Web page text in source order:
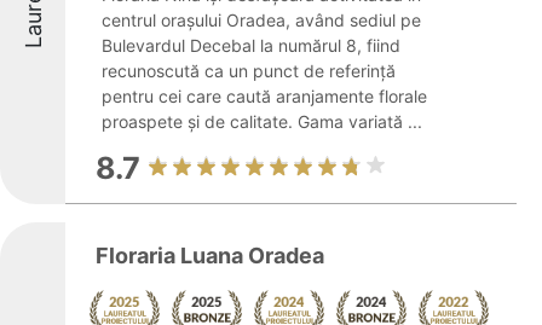
centrul orașului Oradea, având sediul pe
Bulevardul Decebal la numărul 8, fiind
recunoscută ca un punct de referință
pentru cei care caută aranjamente florale
proaspete și de calitate. Gama variată ...
8.7
Floraria Luana Oradea